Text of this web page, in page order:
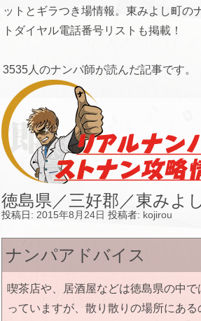
ットとギラつき場情報。東みよし町の
トダイヤル電話番号リストも掲載！
3535人のナンパ師が読んだ記事です。
徳島県／三好郡／東みよ
投稿日: 2015年8月24日 投稿者: kojirou
ナンパアドバイス
喫茶店や、居酒屋などは徳島県の中
っていますが、散り散りの場所にあ